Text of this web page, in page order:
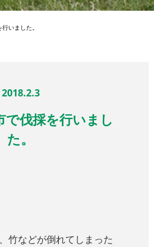
いました。
2018.2.3
で伐採を行いまし
た。
竹などが倒れてしまった